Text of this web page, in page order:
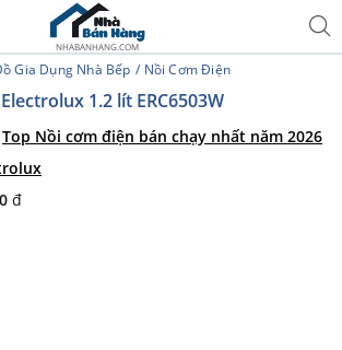
NHABANHANG.COM
Gia Dụng Nhà Bếp Nồi Cơm Điện
1.2 lít ERC6503W
Top Nồi cơm điện bán chạy nhất năm 2026
đ